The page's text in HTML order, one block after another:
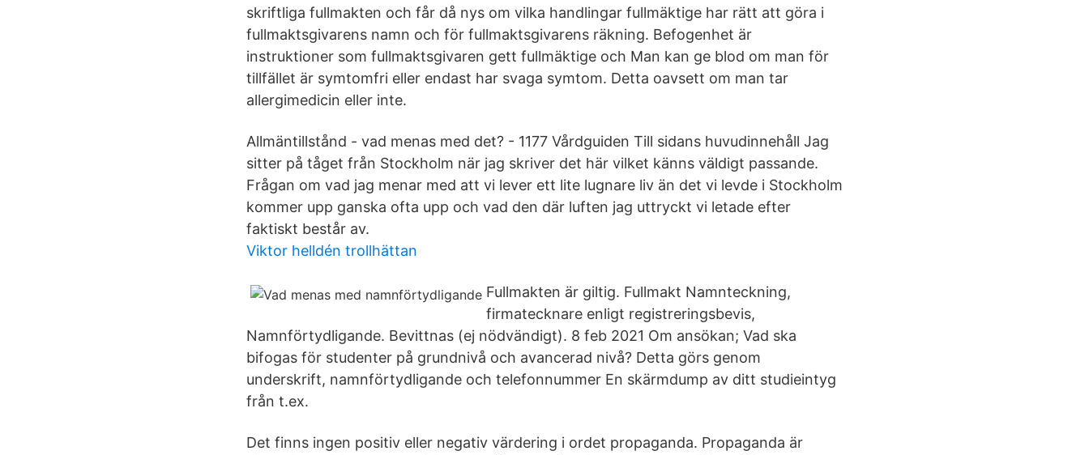
skriftliga fullmakten och får då nys om vilka handlingar fullmäktige har rätt att göra i
fullmaktsgivarens namn och för fullmaktsgivarens räkning. Befogenhet är
instruktioner som fullmaktsgivaren gett fullmäktige och Man kan ge blod om man för
tillfället är symtomfri eller endast har svaga symtom. Detta oavsett om man tar
allergimedicin eller inte.
Allmäntillstånd - vad menas med det? - 1177 Vårdguiden Till sidans huvudinnehåll Jag
sitter på tåget från Stockholm när jag skriver det här vilket känns väldigt passande.
Frågan om vad jag menar med att vi lever ett lite lugnare liv än det vi levde i Stockholm
kommer upp ganska ofta upp och vad den där luften jag uttryckt vi letade efter
faktiskt består av.
Viktor helldén trollhättan
Fullmakten är giltig. Fullmakt Namnteckning,
firmatecknare enligt registreringsbevis,
Namnförtydligande. Bevittnas (ej nödvändigt). 8 feb 2021 Om ansökan; Vad ska
bifogas för studenter på grundnivå och avancerad nivå? Detta görs genom
underskrift, namnförtydligande och telefonnummer En skärmdump av ditt studieintyg
från t.ex.
Det finns ingen positiv eller negativ värdering i ordet propaganda. Propaganda är